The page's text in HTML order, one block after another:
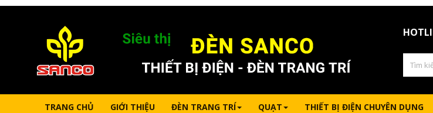
TRANG CHỦ GIỚI THIỆU ĐÈN TRANG TRÍ QUẠT THIẾT BỊ ĐIỆN CHUYÊN DỤNG